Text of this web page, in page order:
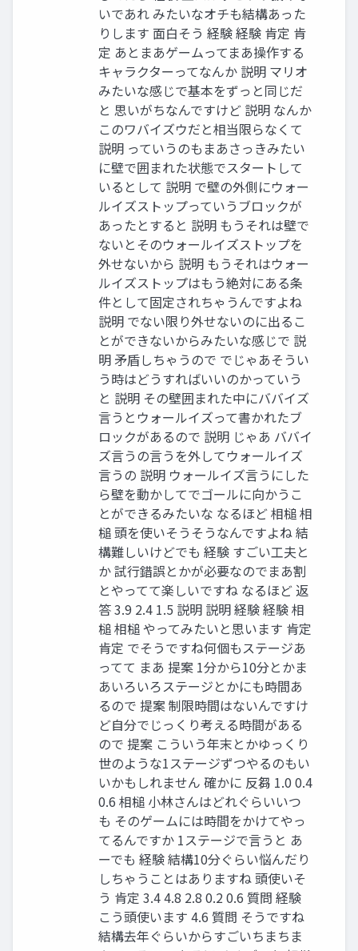
いであれ みたいなオチも結構あった
りします ⾯⽩そう 経験 経験 肯定 肯
定 あとまあゲームってまあ操作する
キャラクターってなんか 説明 マリオ
みたいな感じで基本をずっと同じだ
と 思いがちなんですけど 説明 なんか
このワバイズウだと相当限らなくて
説明 っていうのもまあさっきみたい
に壁で囲まれた状態でスタートして
いるとして 説明 で壁の外側にウォー
ルイズストップっていうブロックが
あったとすると 説明 もうそれは壁で
ないとそのウォールイズストップを
外せないから 説明 もうそれはウォー
ルイズストップはもう絶対にある条
件として固定されちゃうんですよね
説明 でない限り外せないのに出るこ
とができないからみたいな感じで 説
明 ⽭盾しちゃうので でじゃあそうい
う時はどうすればいいのかっていう
と 説明 その壁囲まれた中にババイズ
⾔うとウォールイズって書かれたブ
ロックがあるので 説明 じゃあ ババイ
ズ⾔うの⾔うを外してウォールイズ
⾔うの 説明 ウォールイズ⾔うにした
ら壁を動かしてでゴールに向かうこ
とができるみたいな なるほど 相槌 相
槌 頭を使いそうそうなんですよね 結
構難しいけどでも 経験 すごい⼯夫と
か 試⾏錯誤とかが必要なのでまあ割
とやってて楽しいですね なるほど 返
答 3.9 2.4 1.5 説明 説明 経験 経験 相
槌 相槌 やってみたいと思います 肯定
肯定 でそうですね何個もステージあ
ってて まあ 提案 1分から10分とかま
あいろいろステージとかにも時間あ
るので 提案 制限時間はないんですけ
ど⾃分でじっくり考える時間がある
ので 提案 こういう年末とかゆっくり
世のような1ステージずつやるのもい
いかもしれません 確かに 反芻 1.0 0.4
0.6 相槌 ⼩林さんはどれぐらいいつ
も そのゲームには時間をかけてやっ
てるんですか 1ステージで⾔うと あ
ーでも 経験 結構10分ぐらい悩んだり
しちゃうことはありますね 頭使いそ
う 肯定 3.4 4.8 2.8 0.2 0.6 質問 経験
こう頭使います 4.6 質問 そうですね
結構去年ぐらいからすごいちまちま